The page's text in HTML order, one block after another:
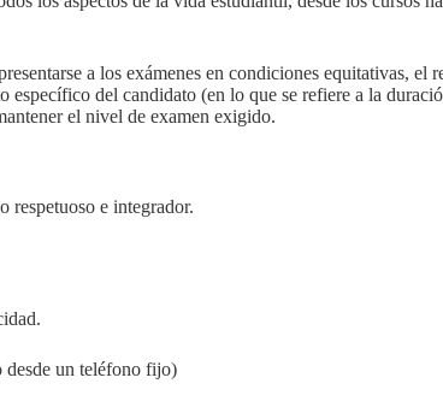
a los exámenes en condiciones equitativas, el
específico del candidato (en lo que se refiere a la
el nivel de examen exigido.
respetuoso e integrador.
desde un teléfono fijo)